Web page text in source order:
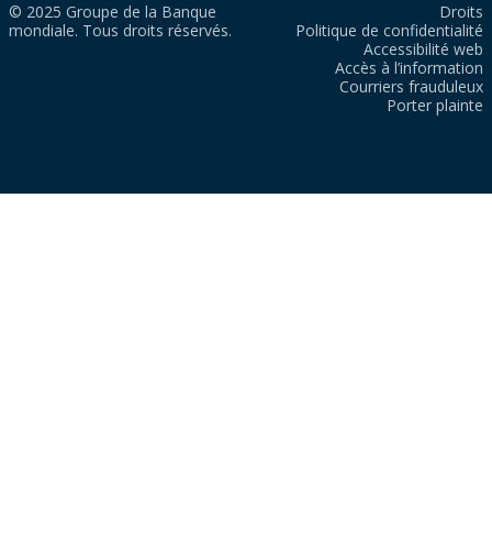
© 2025 Groupe de la Banque
mondiale. Tous droits réservés.
Droits
Politique de confidentialité
Accessibilité web
Accès à l’information
Courriers frauduleux
Porter plainte